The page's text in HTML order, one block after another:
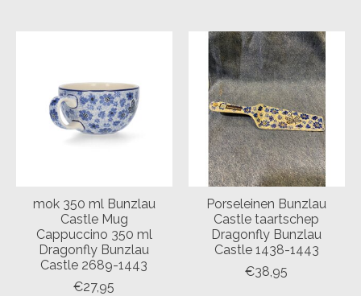
mok 350 ml Bunzlau
Castle Mug
Cappuccino 350 ml
Dragonfly Bunzlau
Castle 2689-1443
€27,95
Porseleinen Bunzlau
Castle taartschep
Dragonfly Bunzlau
Castle 1438-1443
€38,95